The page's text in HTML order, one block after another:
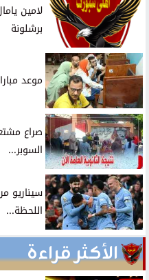
لامين
برشلونة
موعد
صراع
السوبر...
سيناريو
اللحظة...
الأكثر قراءة